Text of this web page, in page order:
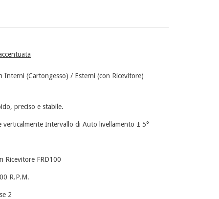
Interni (Cartongesso) / Esterni (con Ricevitore)
preciso e stabile.
Intervallo di Auto livellamento ± 5°
Ricevitore FRD100
R.P.M.
2